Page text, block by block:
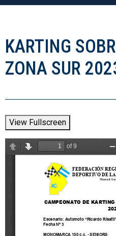
KARTING
ZONA SUR
View Fullscreen